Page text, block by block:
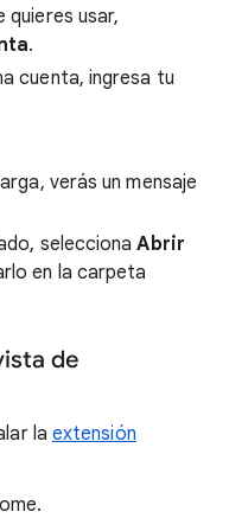
quieres usar,
.
cuenta, ingresa tu
verás un mensaje
seleccionaAbrir
en la carpeta
de
la extensión